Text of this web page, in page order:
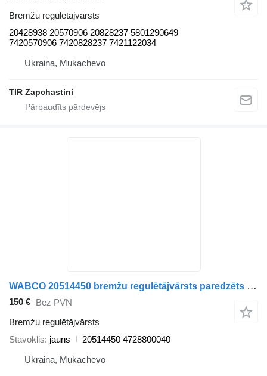
Bremžu regulētājvārsts
20428938 20570906 20828237 5801290649
7420570906 7420828237 7421122034
Ukraina, Mukachevo
TIR Zapchastini
WABCO 20514450 bremžu regulētājvārsts paredzēts Volvo kravas automašīnas
150 € Bez PVN
Bremžu regulētājvārsts
Stāvoklis jauns
20514450 4728800040
Ukraina, Mukachevo